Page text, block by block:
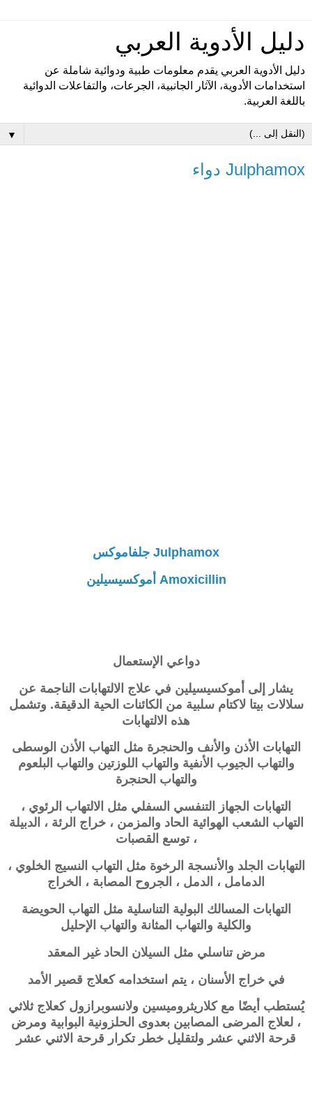
دليل الأدوية العربي
دليل الأدوية العربي يقدم معلومات طبية ودوائية شاملة عن
استخدامات الأدوية، الآثار الجانبية، الجرعات، والتفاعلات الدوائية
باللغة العربية.
▼
Julphamox دواء
Julphamox جلفاموكس
Amoxicillin أموكسيسيلين
دواعي الإستعمال
يشار إلى أموكسيسيلين في علاج الالتهابات الناجمة عن
سلالات بيتا لاكتام سلبية من الكائنات الحية الدقيقة. وتشمل
هذه الالتهابات
التهابات الأذن والأنف والحنجرة مثل التهاب الأذن الوسطى
والتهاب الجيوب الأنفية والتهاب اللوزتين والتهاب البلعوم
والتهاب الحنجرة
التهابات الجهاز التنفسي السفلي مثل الالتهاب الرئوي ،
التهاب الشعب الهوائية الحاد والمزمن ، خراج الرئة ، الدبيلة
، توسع القصبات
التهابات الجلد والأنسجة الرخوة مثل التهاب النسيج الخلوي ،
الدمامل ، الدمل ، الجروح المصابة ، الخراج
التهابات المسالك البولية التناسلية مثل التهاب الحويضة
والكلية والتهاب المثانة والتهاب الإحليل
مرض تناسلي مثل السيلان الحاد غير المعقد
في خراج الأسنان ، يتم استخدامه كعلاج قصير الأمد
يُستطب أيضًا مع كلاريثروميسين ولانسوبرازول كعلاج ثلاثي
، لعلاج المرضى المصابين بعدوى الحلزونية البوابية ومرض
قرحة الاثني عشر ولتقليل خطر تكرار قرحة الاثني عشر